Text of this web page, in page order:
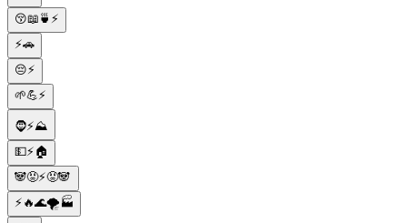
😚📖🍵⚡
⚡🚗
😔⚡
🌱💪⚡
🧔⚡⛰
💵⚡🏠
🐼😡⚡😡🐼
⚡🔥🌊🌪️🏭